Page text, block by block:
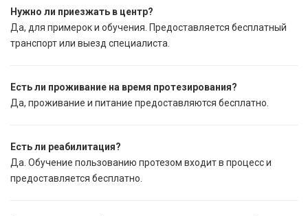
Нужно ли приезжать в центр?
Да, для примерок и обучения. Предоставляется бесплатный
транспорт или выезд специалиста.
Есть ли проживание на время протезирования?
Да, проживание и питание предоставляются бесплатно.
Есть ли реабилитация?
Да. Обучение пользованию протезом входит в процесс и
предоставляется бесплатно.